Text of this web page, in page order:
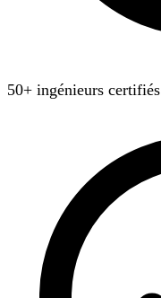
50+ ingénieurs certifiés